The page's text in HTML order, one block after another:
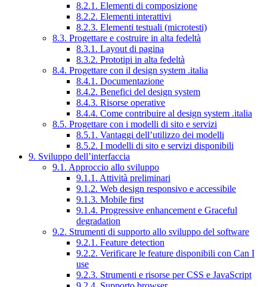
8.2.1. Elementi di composizione
8.2.2. Elementi interattivi
8.2.3. Elementi testuali (microtesti)
8.3. Progettare e costruire in alta fedeltà
8.3.1. Layout di pagina
8.3.2. Prototipi in alta fedeltà
8.4. Progettare con il design system .italia
8.4.1. Documentazione
8.4.2. Benefici del design system
8.4.3. Risorse operative
8.4.4. Come contribuire al design system .italia
8.5. Progettare con i modelli di sito e servizi
8.5.1. Vantaggi dell’utilizzo dei modelli
8.5.2. I modelli di sito e servizi disponibili
9. Sviluppo dell’interfaccia
9.1. Approccio allo sviluppo
9.1.1. Attività preliminari
9.1.2. Web design responsivo e accessibile
9.1.3. Mobile first
9.1.4. Progressive enhancement e Graceful
degradation
9.2. Strumenti di supporto allo sviluppo del software
9.2.1. Feature detection
9.2.2. Verificare le feature disponibili con Can I
use
9.2.3. Strumenti e risorse per CSS e JavaScript